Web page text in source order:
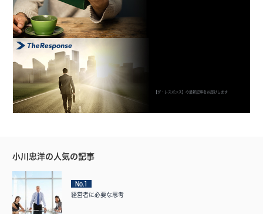
【ザ・レスポンス】の最新記事をお届けします
小川忠洋の人気の記事
No.1
経営者に必要な思考